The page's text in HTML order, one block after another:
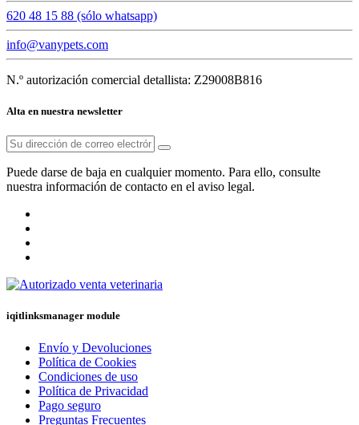
620 48 15 88 (sólo whatsapp)
info@vanypets.com
N.º autorización comercial detallista: Z29008B816
Alta en nuestra newsletter
Puede darse de baja en cualquier momento. Para ello, consulte
nuestra información de contacto en el aviso legal.
iqitlinksmanager module
Envío y Devoluciones
Política de Cookies
Condiciones de uso
Política de Privacidad
Pago seguro
Preguntas Frecuentes